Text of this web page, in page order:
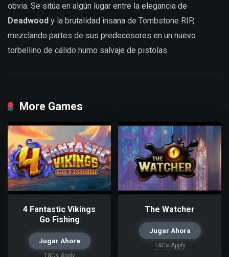
obvia. Se sitúa en algún lugar entre la elegancia de
Deadwood y la brutalidad insana de Tombstone RIP,
mezclando partes de sus predecesores en un nuevo
torbellino de cálido humo salvaje de pistolas.
More Games
4 Fantastic Vikings
Go Fishing
Jugar Ahora
T&Cs Apply
The Watcher
Jugar Ahora
T&Cs Apply